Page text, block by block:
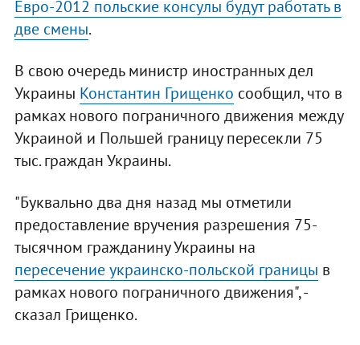
Евро-2012 польские консулы будут работать в
две смены.
В свою очередь министр иностранных дел
Украины Константин Грищенко сообщил, что в
рамках нового пограничного движения между
Украиной и Польшей границу пересекли 75
тыс. граждан Украины.
"Буквально два дня назад мы отметили
предоставление вручения разрешения 75-
тысячном гражданину Украины на
пересечение украинско-польской границы в
рамках нового пограничного движения", -
сказал Грищенко.